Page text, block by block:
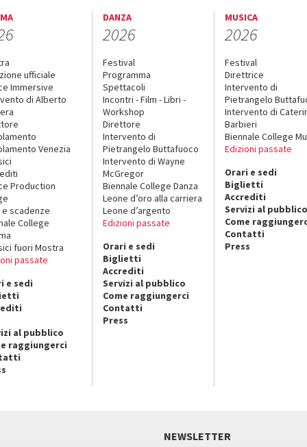
ufficiale
Immersive
di Alberto
Venezia
Production
e scadenze
College
fuori Mostra
passate
e sedi
al pubblico
raggiungerci
DANZA
2026
Festival
Programma
Spettacoli
Incontri - Film - Libri -
Workshop
Direttore
Intervento di
Pietrangelo Buttafuoco
Intervento di Wayne
McGregor
Biennale College Danza
Leone d’oro alla carriera
Leone d’argento
Edizioni passate
Orari e sedi
Biglietti
Accrediti
Servizi al pubblico
Come raggiungerci
Contatti
Press
MUSICA
2026
Festival
Direttrice
Intervento di
Pietrangelo
Intervento di
Barbieri
Biennale College
Edizioni passate
Orari e sedi
Biglietti
Accrediti
Servizi al pubblico
Come
Contatti
Press
NEWSLETTER